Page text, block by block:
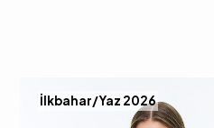
İlkbahar/Yaz 2026